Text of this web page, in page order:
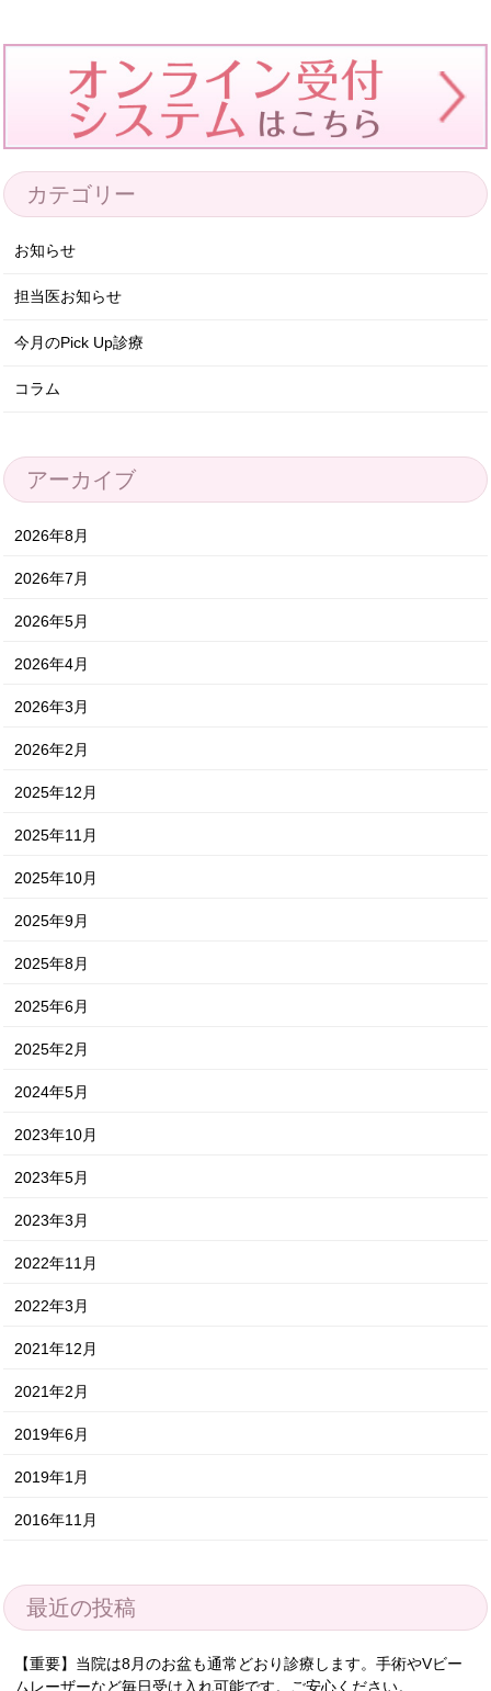
カテゴリー
お知らせ
担当医お知らせ
今月のPick Up診療
コラム
アーカイブ
2026年8月
2026年7月
2026年5月
2026年4月
2026年3月
2026年2月
2025年12月
2025年11月
2025年10月
2025年9月
2025年8月
2025年6月
2025年2月
2024年5月
2023年10月
2023年5月
2023年3月
2022年11月
2022年3月
2021年12月
2021年2月
2019年6月
2019年1月
2016年11月
最近の投稿
【重要】当院は8月のお盆も通常どおり診療します。手術やVビー
ムレーザーなど毎日受け入れ可能です。ご安心ください。